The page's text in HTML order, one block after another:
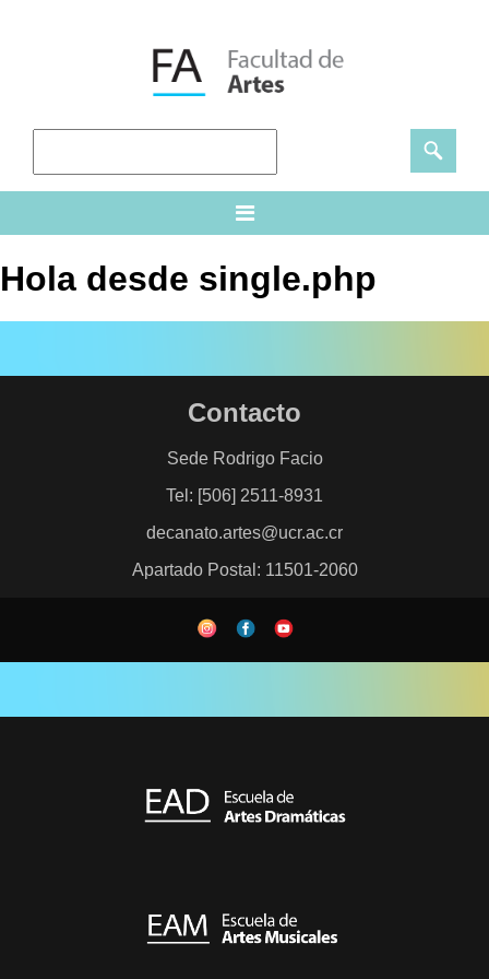
Hola desde single.php
Contacto
Sede Rodrigo Facio
Tel: [506] 2511-8931
decanato.artes@ucr.ac.cr
Apartado Postal: 11501-2060